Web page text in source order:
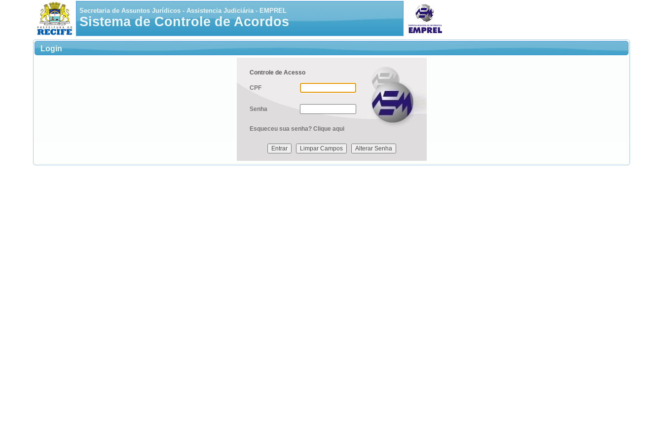
Secretaria de Assuntos Jurídicos - Assistencia Judiciária - EMPREL
Sistema de Controle de Acordos
Login
Controle de Acesso
CPF
Senha
Esqueceu sua senha? Clique aqui